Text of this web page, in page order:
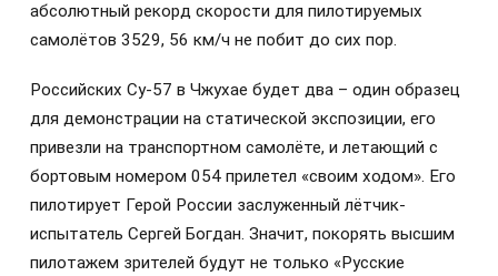
абсолютный рекорд скорости для пилотируемых
самолётов 3529, 56 км/ч не побит до сих пор.
Российских Су-57 в Чжухае будет два – один образец
для демонстрации на статической экспозиции, его
привезли на транспортном самолёте, и летающий с
бортовым номером 054 прилетел «своим ходом». Его
пилотирует Герой России заслуженный лётчик-
испытатель Сергей Богдан. Значит, покорять высшим
пилотажем зрителей будут не только «Русские